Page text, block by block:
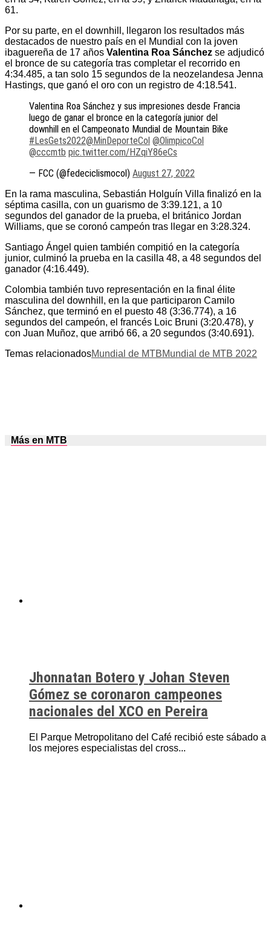
61.
Por su parte, en el downhill, llegaron los resultados más
destacados de nuestro país en el Mundial con la joven
ibaguereña de 17 años Valentina Roa Sánchez se adjudicó
el bronce de su categoría tras completar el recorrido en
4:34.485, a tan solo 15 segundos de la neozelandesa Jenna
Hastings, que ganó el oro con un registro de 4:18.541.
Valentina Roa Sánchez y sus impresiones desde Francia
luego de ganar el bronce en la categoría junior del
downhill en el Campeonato Mundial de Mountain Bike
#LesGets2022@MinDeporteCol @OlimpicoCol
@cccmtb pic.twitter.com/HZqiY86eCs
— FCC (@fedeciclismocol) August 27, 2022
En la rama masculina, Sebastián Holguín Villa finalizó en la
séptima casilla, con un guarismo de 3:39.121, a 10
segundos del ganador de la prueba, el británico Jordan
Williams, que se coronó campeón tras llegar en 3:28.324.
Santiago Ángel quien también compitió en la categoría
junior, culminó la prueba en la casilla 48, a 48 segundos del
ganador (4:16.449).
Colombia también tuvo representación en la final élite
masculina del downhill, en la que participaron Camilo
Sánchez, que terminó en el puesto 48 (3:36.774), a 16
segundos del campeón, el francés Loic Bruni (3:20.478), y
con Juan Muñoz, que arribó 66, a 20 segundos (3:40.691).
Temas relacionadosMundial de MTBMundial de MTB 2022
Más en MTB
Jhonnatan Botero y Johan Steven
Gómez se coronaron campeones
nacionales del XCO en Pereira
El Parque Metropolitano del Café recibió este sábado a
los mejores especialistas del cross...